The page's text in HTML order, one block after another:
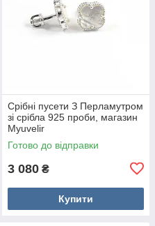
Срібні пусети З Перламутром
зі срібла 925 проби, магазин
Myuvelir
Готово до відправки
3 080 ₴
Купити